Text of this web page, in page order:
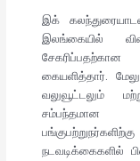
இக்
இலங்கையில்
சேகரிப்பதற்கான
கையளித்தார்.
வலுவூட்டலும்
சம்பந்தமான
நடவடிக்கைகளில்